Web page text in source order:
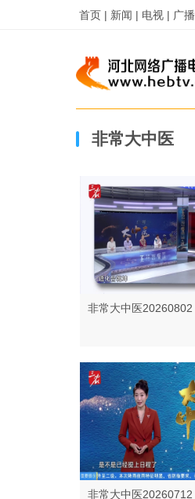
首页 | 新闻 | 电视 | 广
非常大中医
非常大中医20260802
非常大中医20260712